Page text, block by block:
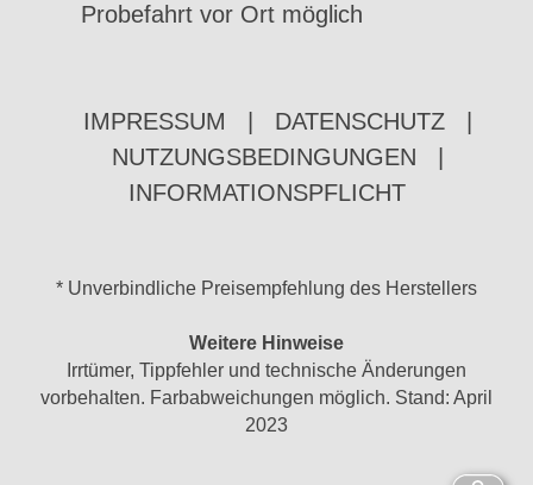
Probefahrt vor Ort möglich
IMPRESSUM DATENSCHUTZ
NUTZUNGSBEDINGUNGEN
INFORMATIONSPFLICHT
* Unverbindliche Preisempfehlung des Herstellers
Weitere Hinweise
Irrtümer, Tippfehler und technische Änderungen
vorbehalten. Farbabweichungen möglich. Stand: April
2023